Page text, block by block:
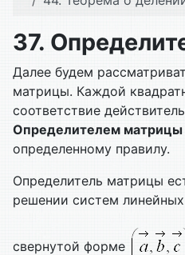
37.
Далее будем
матрицы. Каждой
соответствие
Определителем матрицы
определенному правилу.
Определитель матрицы
решении систем
свернутой форме